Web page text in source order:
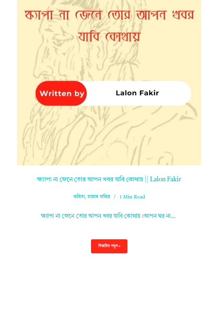
ক্ষ্যাপা না জেনে তোর আপন খবর যাবি কোথায় || Lalon Fakir
কবিতা,লালন ফকির 1 Min Read
ক্ষ্যাপা না জেনে তোর আপন খবর যাবি কোথায়।আপন ঘর না…
বিস্তারিত পড়ুন »